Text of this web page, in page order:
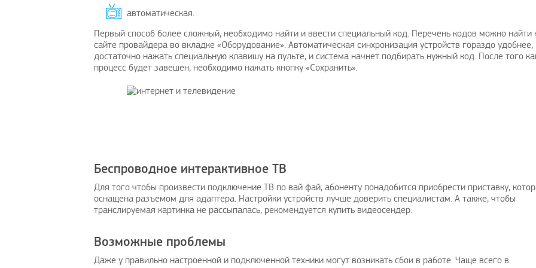
автоматическая.
Первый способ более сложный, необходимо найти и ввести специальный код. Перечень кодов можно найти
сайте провайдера во вкладке «Оборудование». Автоматическая синхронизация устройств гораздо удобнее,
достаточно нажать специальную клавишу на пульте, и система начнет подбирать нужный код. После того
процесс будет завешен, необходимо нажать кнопку «Сохранить».
Беспроводное интерактивное ТВ
Для того чтобы произвести подключение ТВ по вай фай, абоненту понадобится приобрести приставку,
оснащена разъемом для адаптера. Настройки устройств лучше доверить специалистам. А также, чтобы
транслируемая картинка не рассыпалась, рекомендуется купить видеосендер.
Возможные проблемы
Даже у правильно настроенной и подключенной техники могут возникать сбои в работе. Чаще всего в